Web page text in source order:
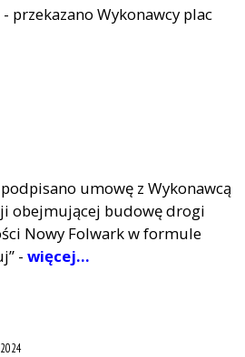
- przekazano Wykonawcy plac
umowę z Wykonawcą
obejmującej budowę drogi
Nowy Folwark w formule
- więcej...